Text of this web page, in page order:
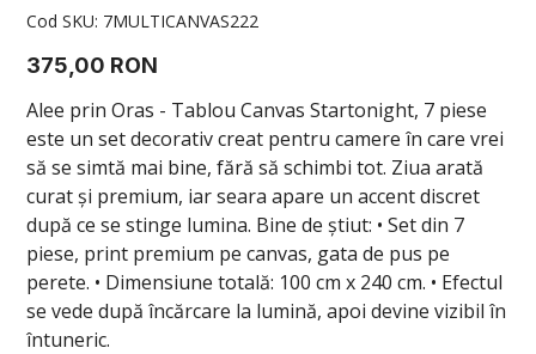
Cod SKU: Cod
SKU
7MULTICANVAS222
Preț
375,00 RON
Alee prin Oras - Tablou Canvas Startonight, 7 piese
este un set decorativ creat pentru camere în care vrei
să se simtă mai bine, fără să schimbi tot. Ziua arată
curat și premium, iar seara apare un accent discret
după ce se stinge lumina. Bine de știut: • Set din 7
piese, print premium pe canvas, gata de pus pe
perete. • Dimensiune totală: 100 cm x 240 cm. • Efectul
se vede după încărcare la lumină, apoi devine vizibil în
întuneric.